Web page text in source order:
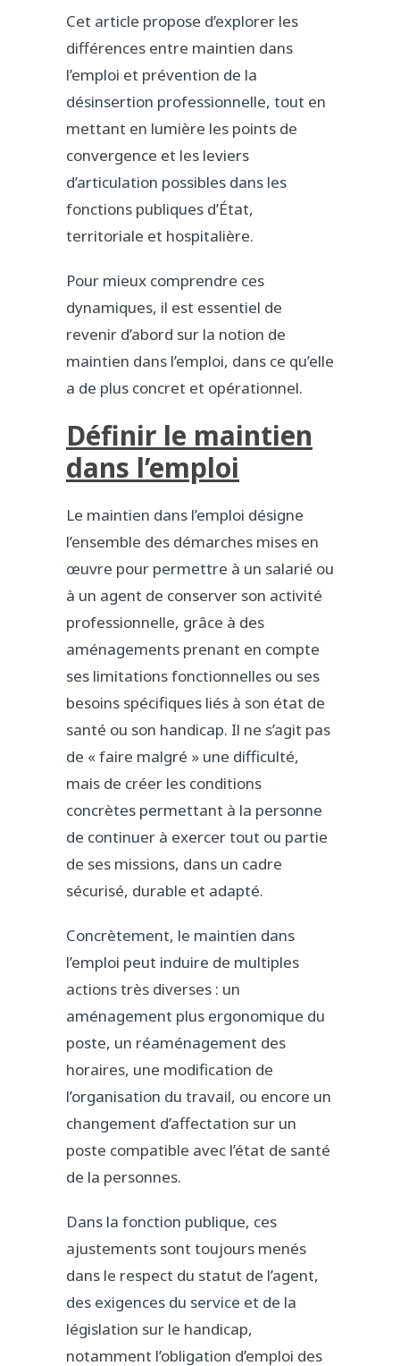
Cet article propose d’explorer les
différences entre maintien dans
l’emploi et prévention de la
désinsertion professionnelle, tout en
mettant en lumière les points de
convergence et les leviers
d’articulation possibles dans les
fonctions publiques d’État,
territoriale et hospitalière.
Pour mieux comprendre ces
dynamiques, il est essentiel de
revenir d’abord sur la notion de
maintien dans l’emploi, dans ce qu’elle
a de plus concret et opérationnel.
Définir le maintien
dans l’emploi
Le maintien dans l’emploi désigne
l’ensemble des démarches mises en
œuvre pour permettre à un salarié ou
à un agent de conserver son activité
professionnelle, grâce à des
aménagements prenant en compte
ses limitations fonctionnelles ou ses
besoins spécifiques liés à son état de
santé ou son handicap. Il ne s’agit pas
de « faire malgré » une difficulté,
mais de créer les conditions
concrètes permettant à la personne
de continuer à exercer tout ou partie
de ses missions, dans un cadre
sécurisé, durable et adapté.
Concrètement, le maintien dans
l’emploi peut induire de multiples
actions très diverses : un
aménagement plus ergonomique du
poste, un réaménagement des
horaires, une modification de
l’organisation du travail, ou encore un
changement d’affectation sur un
poste compatible avec l’état de santé
de la personnes.
Dans la fonction publique, ces
ajustements sont toujours menés
dans le respect du statut de l’agent,
des exigences du service et de la
législation sur le handicap,
notamment l’obligation d’emploi des